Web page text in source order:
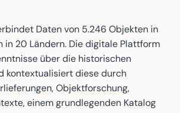
Daten von 5.246 Objekten in
in 20 Ländern. Die digitale Plattform
über die historischen
kontextualisiert diese durch
Objektforschung,
einem grundlegenden Katalog